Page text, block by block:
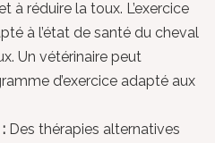
à réduire la toux. L’exercice
à l’état de santé du cheval
Un vétérinaire peut
d’exercice adapté aux
Des thérapies alternatives